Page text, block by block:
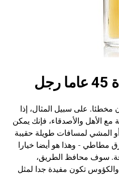
مخطئا. على سبيل المثال، إذا
الأهل والأصدقاء، فإنك يمكن
المشي لمسافات طويلة حقيبة
مطاطي - وهذا هو أيضا خيارا
سوف محافظ الطريق،
تكون مفيدة جدا لمثل